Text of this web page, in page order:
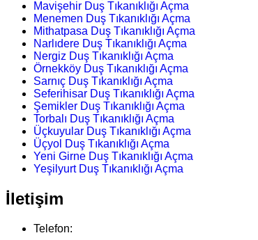
Mavişehir Duş Tıkanıklığı Açma
Menemen Duş Tıkanıklığı Açma
Mithatpasa Duş Tıkanıklığı Açma
Narlıdere Duş Tıkanıklığı Açma
Nergiz Duş Tıkanıklığı Açma
Örnekköy Duş Tıkanıklığı Açma
Sarnıç Duş Tıkanıklığı Açma
Seferihisar Duş Tıkanıklığı Açma
Şemikler Duş Tıkanıklığı Açma
Torbalı Duş Tıkanıklığı Açma
Üçkuyular Duş Tıkanıklığı Açma
Üçyol Duş Tıkanıklığı Açma
Yeni Girne Duş Tıkanıklığı Açma
Yeşilyurt Duş Tıkanıklığı Açma
İletişim
Telefon: